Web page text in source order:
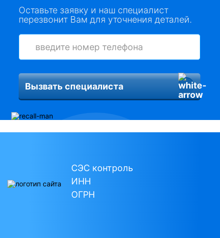
Оставьте заявку и наш специалист
перезвонит Вам для уточнения деталей.
Вызвать специалиста
СЭС контроль
ИНН
ОГРН